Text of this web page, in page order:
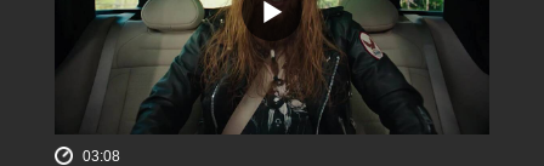
03:08